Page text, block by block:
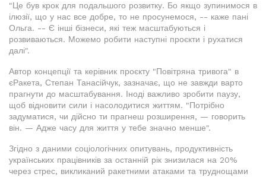
"Це був крок для подальшого розвитку. Бо якщо зупинимося в
ілюзії, що у нас все добре, то не просунемося, -- каже пані
Ольга. -- Є інші бізнеси, які теж масштабуються і
розвиваються. Можемо робити наступні проєкти і рухатися
далі".
Автор концепції та керівник проєкту "Повітряна тривога" в
єРакета, Степан Танасійчук, зазначає, що не завжди варто
прагнути до масштабування. Іноді важливо зробити паузу,
щоб відновити сили і насолодитися життям. "Потрібно
задуматися, чи дійсно ти прагнеш розширення, — говорить
він. — Адже часу для життя у тебе значно менше".
Згідно з даними соціологічних опитувань, продуктивність
українських працівників за останній рік знизилася на 20%
через стрес, викликаний ракетними атаками та труднощами